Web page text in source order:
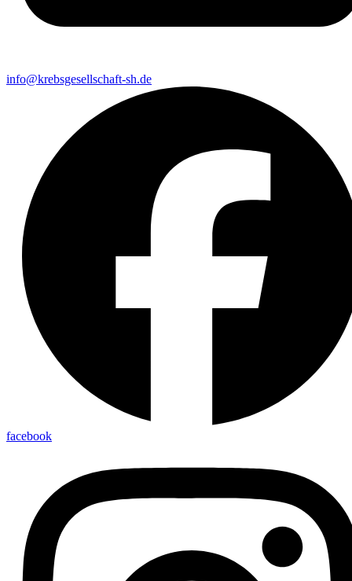
info@krebsgesellschaft-sh.de
facebook